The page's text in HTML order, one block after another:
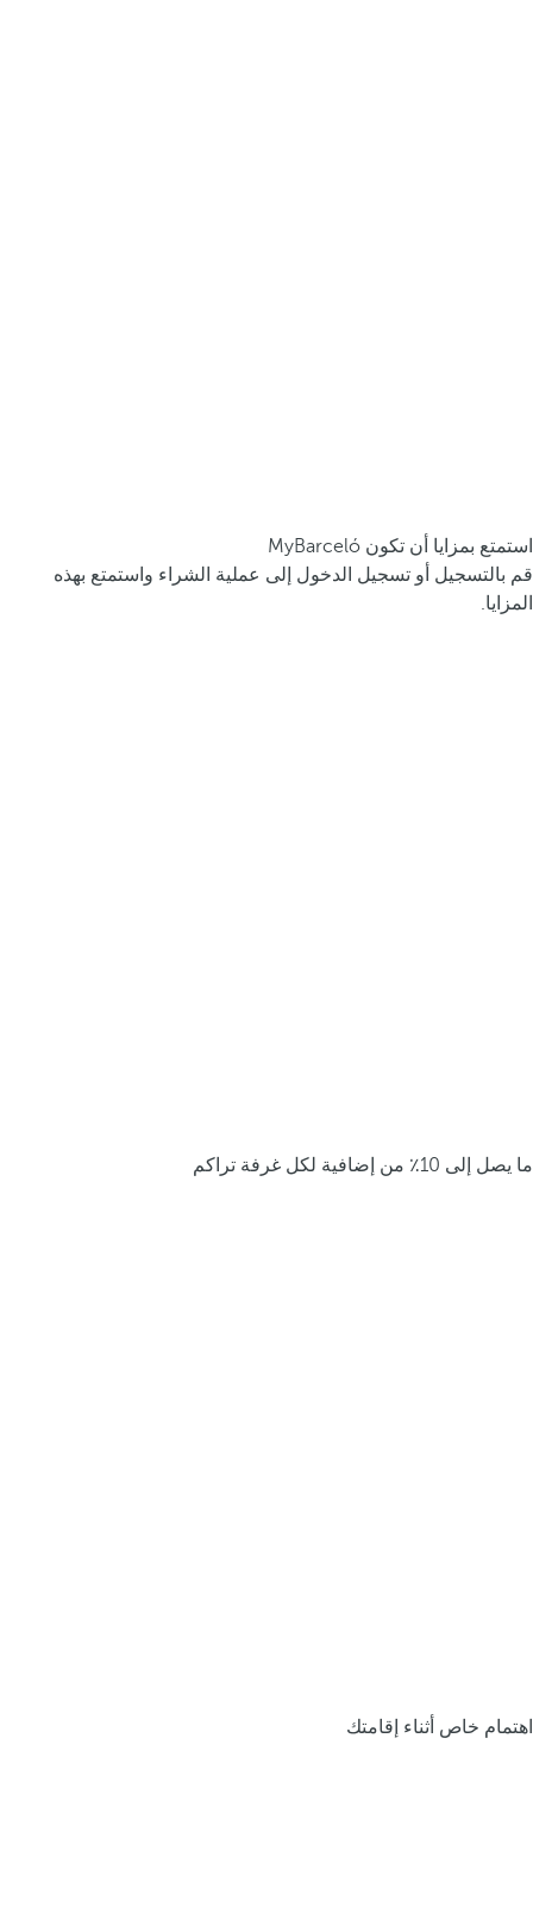
استمتع بمزايا أن تكون MyBarceló
قم بالتسجيل أو تسجيل الدخول إلى عملية الشراء واستمتع بهذه
المزايا.
ما يصل إلى 10٪ من إضافية لكل غرفة تراكم
اهتمام خاص أثناء إقامتك